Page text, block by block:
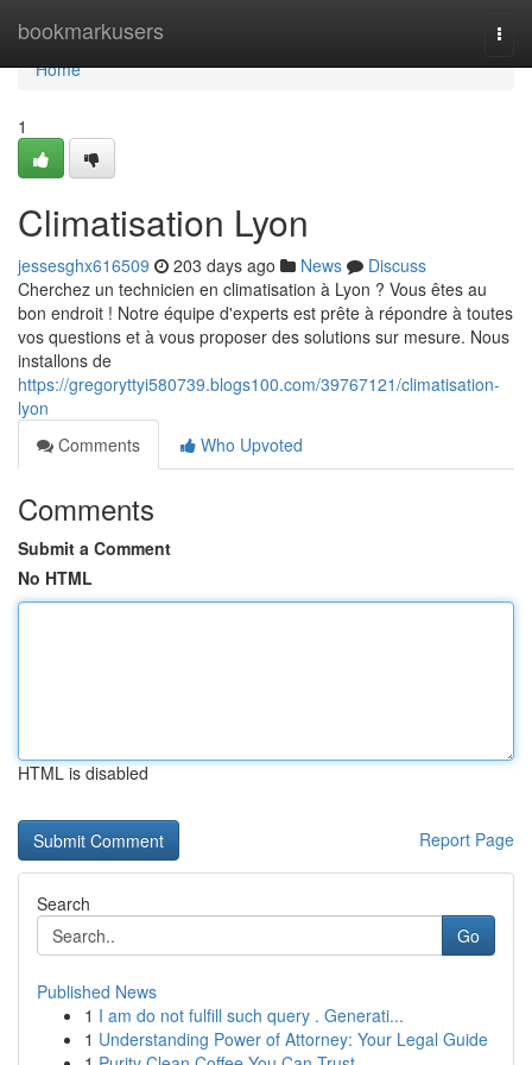
bookmarkusers
Home
Home
1
Climatisation Lyon
jessesghx616509 203 days ago News
Discuss
Cherchez un technicien en climatisation à Lyon ? Vous êtes au
bon endroit ! Notre équipe d'experts est prête à répondre à toutes
vos questions et à vous proposer des solutions sur mesure. Nous
installons de
https://gregoryttyi580739.blogs100.com/39767121/climatisation-
lyon
Comments
Who Upvoted
Comments
Submit a Comment
No HTML
HTML is disabled
Report Page
Search
Go
Published News
1 I am do not fulfill such query . Generati...
1 Understanding Power of Attorney: Your Legal Guide